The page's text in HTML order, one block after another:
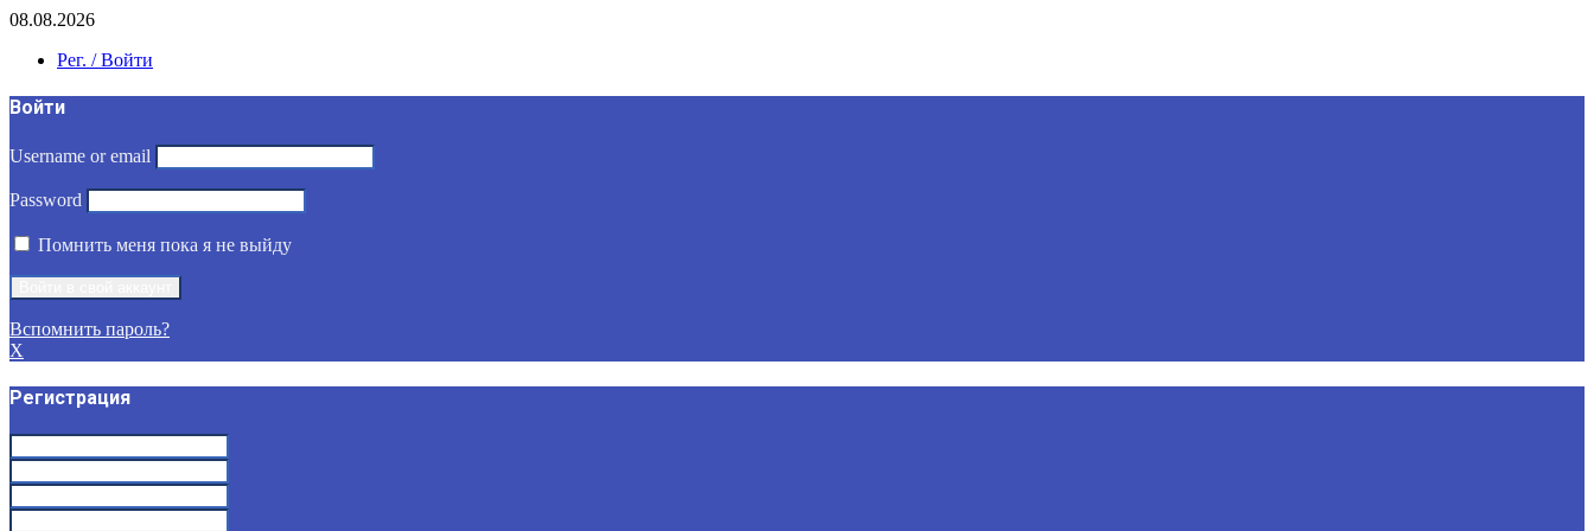
08.08.2026
Рег. / Войти
Войти
Username or email
Password
Помнить меня пока я не выйду
Вспомнить пароль?
X
Регистрация